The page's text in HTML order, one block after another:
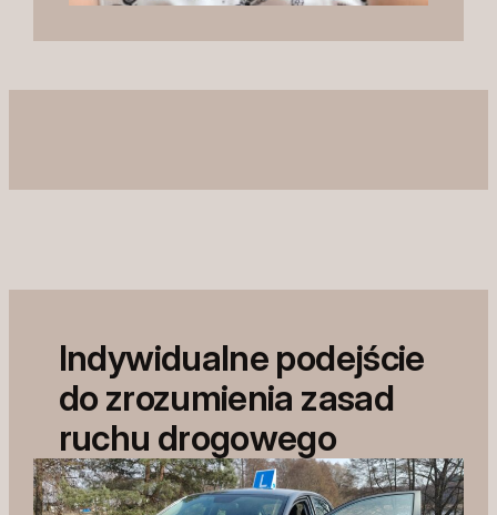
Indywidualne podejście
do zrozumienia zasad
ruchu drogowego